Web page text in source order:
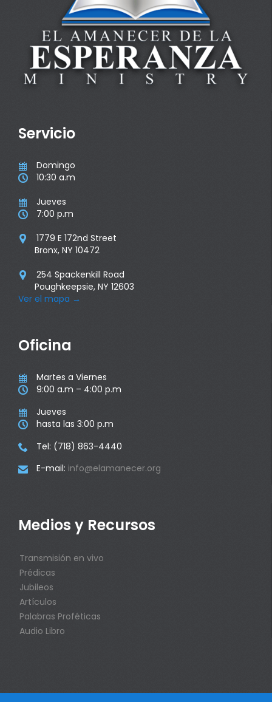
Servicio
 Domingo
 10:30 a.m
 Jueves
 7:00 p.m

1779 E 172nd Street
Bronx, NY 10472

254 Spackenkill Road
Poughkeepsie, NY 12603
Ver el mapa →
Oficina
 Martes a Viernes
 9:00 a.m – 4:00 p.m
 Jueves
 hasta las 3:00 p.m
 Tel: (718) 863-4440
 E-mail: info@elamanecer.org
Medios y Recursos
Transmisión en vivo
Prédicas
Jubileos
Artículos
Palabras Proféticas
Audio Libro